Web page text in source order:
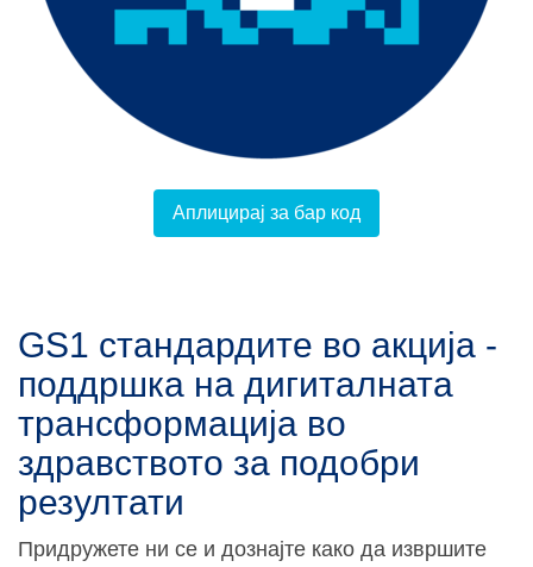
Аплицирај за бар код
GS1 стандардите во акција -
поддршка на дигиталната
трансформација во
здравството за подобри
резултати
Придружете ни се и дознајте како да извршите